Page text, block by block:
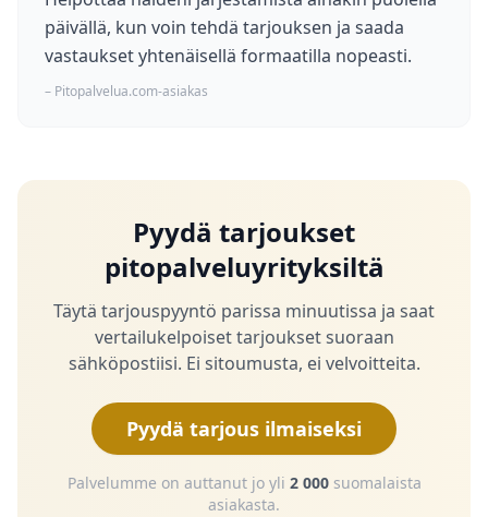
päivällä, kun voin tehdä tarjouksen ja saada
vastaukset yhtenäisellä formaatilla nopeasti.
– Pitopalvelua.com-asiakas
Pyydä tarjoukset
pitopalveluyrityksiltä
Täytä tarjouspyyntö parissa minuutissa ja saat
vertailukelpoiset tarjoukset suoraan
sähköpostiisi. Ei sitoumusta, ei velvoitteita.
Pyydä tarjous ilmaiseksi
Palvelumme on auttanut jo yli 2 000suomalaista
asiakasta.